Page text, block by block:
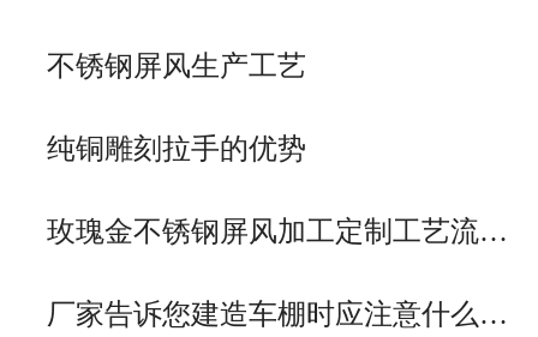
不锈钢屏风生产工艺
纯铜雕刻拉手的优势
玫瑰金不锈钢屏风加工定制工艺流…
厂家告诉您建造车棚时应注意什么…